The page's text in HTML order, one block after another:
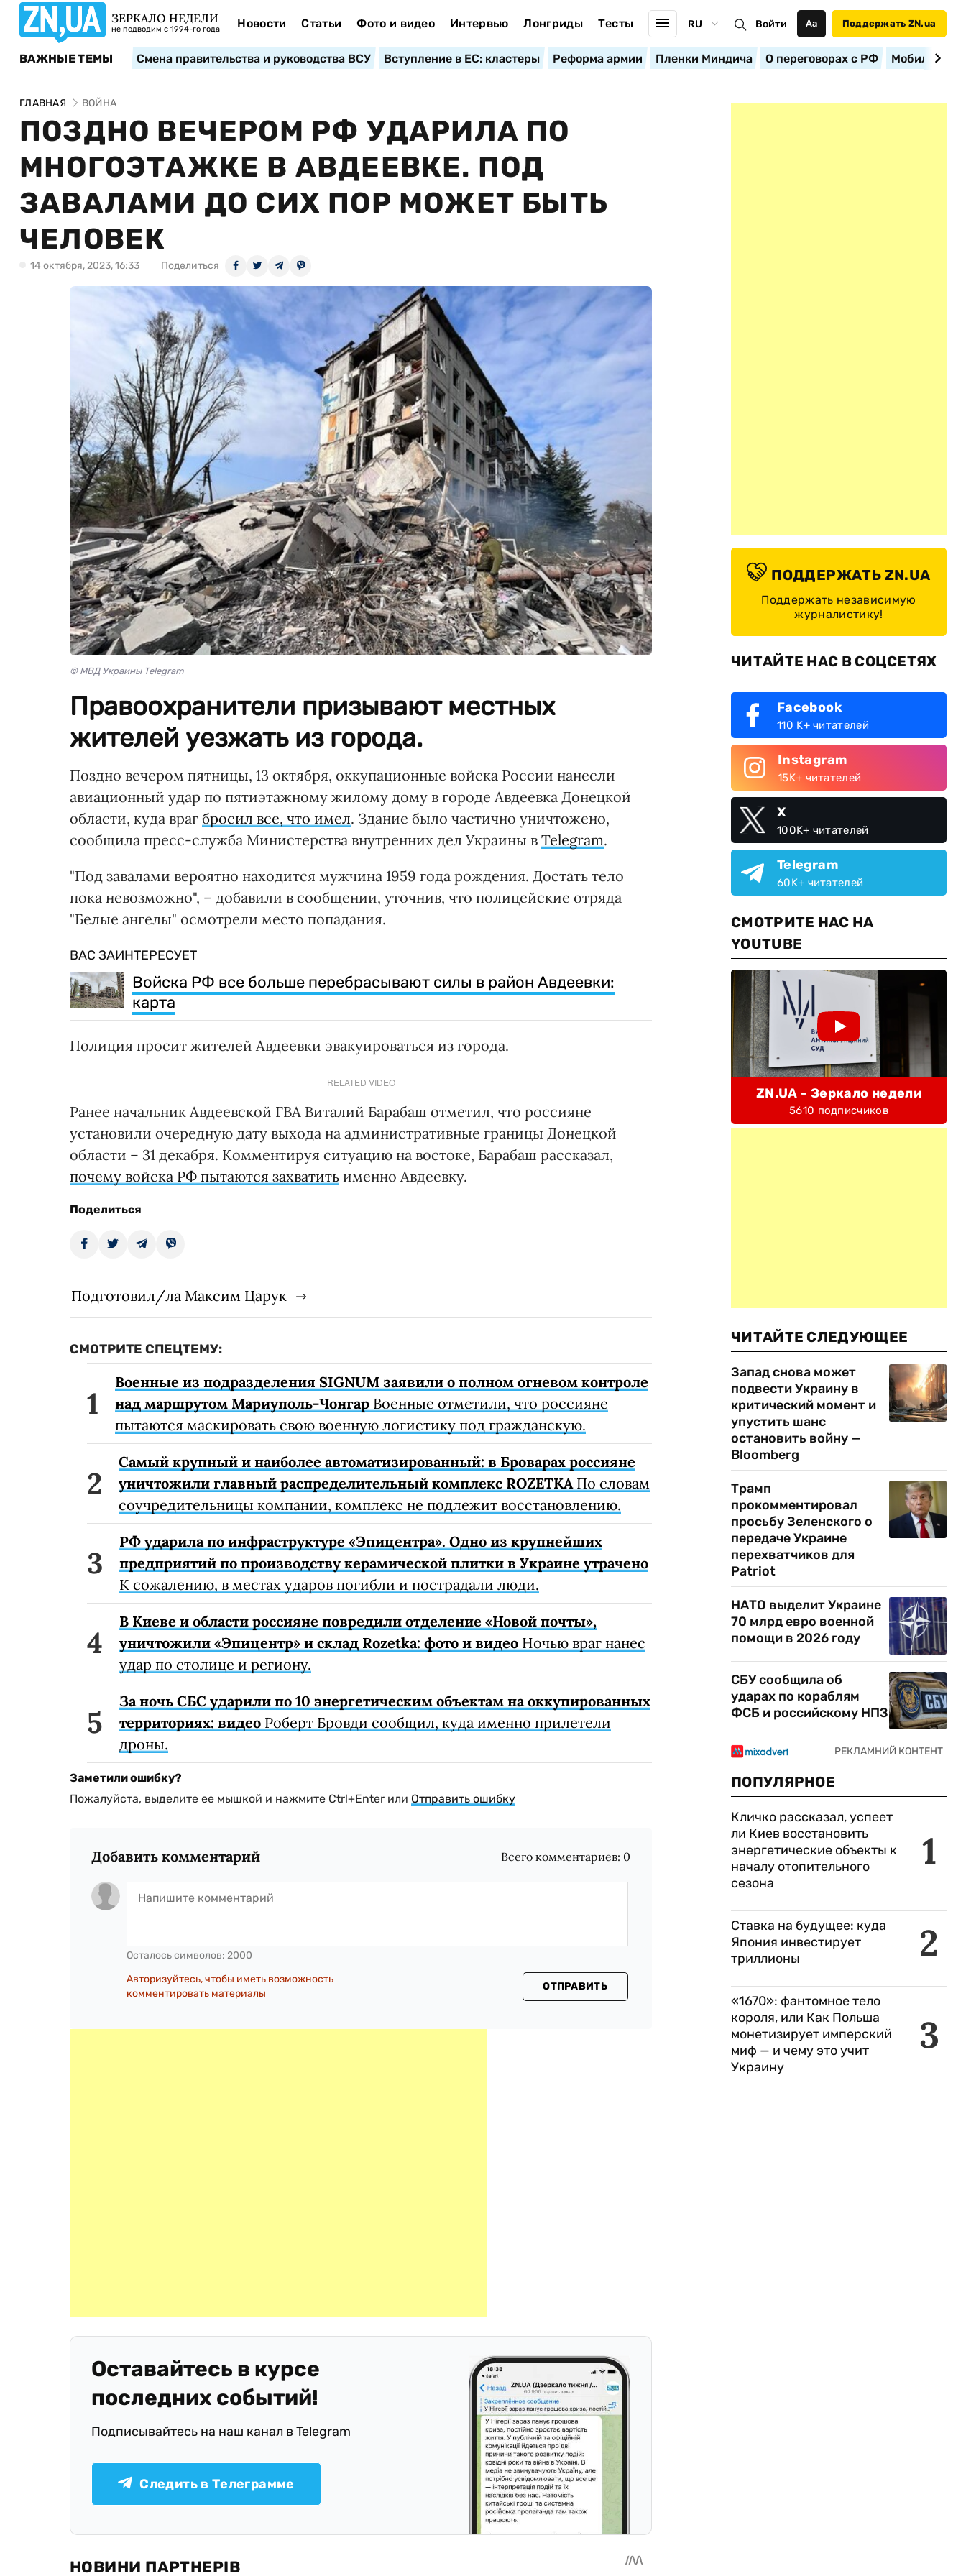
ЗЕРКАЛО НЕДЕЛИ
не подводим с 1994-го года Новости Статьи Фото и видео Интервью Лонгриды Тесты RU Войти Аа Поддержать ZN.ua
ВАЖНЫЕ ТЕМЫ Смена правительства и руководства ВСУ Вступление в ЕС: кластеры Реформа армии Пленки Миндича О переговорах с РФ
ГЛАВНАЯ ВОЙНА
ПОЗДНО ВЕЧЕРОМ РФ УДАРИЛА ПО
МНОГОЭТАЖКЕ В АВДЕЕВКЕ. ПОД
ЗАВАЛАМИ ДО СИХ ПОР МОЖЕТ БЫТЬ
ЧЕЛОВЕК
14 октября, 2023, 16:33 Поделиться
© МВД Украины Telegram
Правоохранители призывают местных
жителей уезжать из города.
Поздно вечером пятницы, 13 октября, оккупационные войска России нанесли
авиационный удар по пятиэтажному жилому дому в городе Авдеевка Донецкой
области, куда враг бросил все, что имел. Здание было частично уничтожено,
сообщила пресс-служба Министерства внутренних дел Украины в Telegram.
"Под завалами вероятно находится мужчина 1959 года рождения. Достать тело
пока невозможно", – добавили в сообщении, уточнив, что полицейские отряда
"Белые ангелы" осмотрели место попадания.
ВАС ЗАИНТЕРЕСУЕТ
Войска РФ все больше перебрасывают силы в район Авдеевки:
карта
Полиция просит жителей Авдеевки эвакуироваться из города.
RELATED VIDEO
Ранее начальник Авдеевской ГВА Виталий Барабаш отметил, что россияне
установили очередную дату выхода на административные границы Донецкой
области – 31 декабря. Комментируя ситуацию на востоке, Барабаш рассказал,
почему войска РФ пытаются захватить именно Авдеевку.
Поделиться
Подготовил/ла Максим Царук
СМОТРИТЕ СПЕЦТЕМУ:
Военные из подразделения SIGNUM заявили о полном огневом контроле
над маршрутом Мариуполь-Чонгар Военные отметили, что россияне
пытаются маскировать свою военную логистику под гражданскую.
Самый крупный и наиболее автоматизированный: в Броварах россияне
уничтожили главный распределительный комплекс ROZETKAПо словам
соучредительницы компании, комплекс не подлежит восстановлению.
РФ ударила по инфраструктуре «Эпицентра». Одно из крупнейших
предприятий по производству керамической плитки в Украине утрачено
К сожалению, в местах ударов погибли и пострадали люди.
В Киеве и области россияне повредили отделение «Новой почты»,
уничтожили «Эпицентр» и склад Rozetka: фото и видео Ночью враг нанес
удар по столице и региону.
За ночь СБС ударили по 10 энергетическим объектам на оккупированных
территориях: видео Роберт Бровди сообщил, куда именно прилетели
дроны.
Заметили ошибку?
Пожалуйста, выделите ее мышкой и нажмите Ctrl+Enter или Отправить ошибку
Добавить комментарий Всего комментариев: 0
Осталось символов: 2000
Авторизуйтесь, чтобы иметь возможность
комментировать материалы
ОТПРАВИТЬ
Оставайтесь в курсе
последних событий!
Подписывайтесь на наш канал в Telegram
Следить в Телеграмме
ПОДДЕРЖАТЬ ZN.UA
Поддержать независимую
журналистику!
ЧИТАЙТЕ НАС В СОЦСЕТЯХ
Facebook
110 K+ читателей
Instagram
15K+ читателей
X
100K+ читателей
Telegram
60K+ читателей
СМОТРИТЕ НАС НА
YOUTUBE
ZN.UA - Зеркало недели
5610 подписчиков
ЧИТАЙТЕ СЛЕДУЮЩЕЕ
Запад снова может
подвести Украину в
критический момент и
упустить шанс
остановить войну —
Bloomberg
Трамп
прокомментировал
просьбу Зеленского о
передаче Украине
перехватчиков для
Patriot
НАТО выделит Украине
70 млрд евро военной
помощи в 2026 году
СБУ сообщила об
ударах по кораблям
ФСБ и российскому НПЗ
ПОПУЛЯРНОЕ
1
Кличко рассказал, успеет
ли Киев восстановить
энергетические объекты к
началу отопительного
сезона
2
Ставка на будущее: куда
Япония инвестирует
триллионы
3
«1670»: фантомное тело
короля, или Как Польша
монетизирует имперский
миф — и чему это учит
Украину